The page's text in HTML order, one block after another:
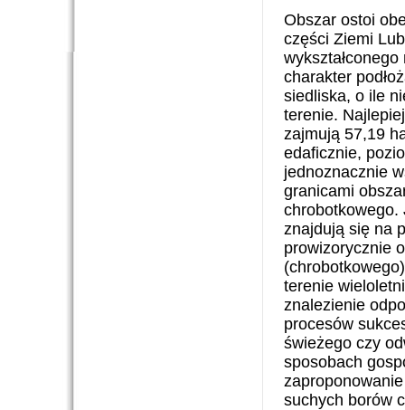
Obszar ostoi
części Ziemi
charakter
siedliska, o ile
terenie.
zajmują 57,19
edaficznie,
jednoznacznie
granicami
chrobotkowego.
znajdują się na
prowizorycznie
terenie
znalezienie
procesów
świeżego czy
sposobach
suchych borów